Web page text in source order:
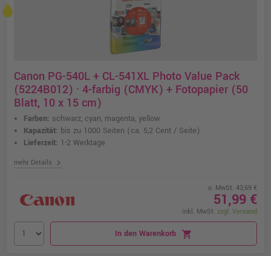
Canon PG-540L + CL-541XL Photo Value Pack
(5224B012) · 4-farbig (CMYK) + Fotopapier (50
Blatt, 10 x 15 cm)
Farben: schwarz, cyan, magenta, yellow
Kapazität: bis zu 1000 Seiten (ca. 5,2 Cent / Seite)
Lieferzeit: 1-2 Werktage
mehr Details chevron_right
o. MwSt. 43,69 €
51,99 €
inkl. MwSt. zzgl. Versand
In den Warenkorb shopping_cart